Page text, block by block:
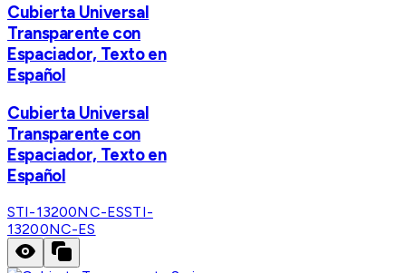
Cubierta Universal
Transparente con
Espaciador, Texto en
Español
Cubierta Universal
Transparente con
Espaciador, Texto en
Español
STI-13200NC-ESSTI-
13200NC-ES